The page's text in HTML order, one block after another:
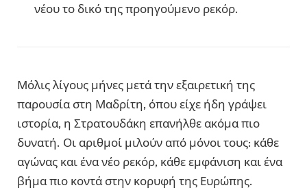
νέου το δικό της προηγούμενο ρεκόρ.
Μόλις λίγους μήνες μετά την εξαιρετική της
παρουσία στη Μαδρίτη, όπου είχε ήδη γράψει
ιστορία, η Στρατουδάκη επανήλθε ακόμα πιο
δυνατή. Οι αριθμοί μιλούν από μόνοι τους: κάθε
αγώνας και ένα νέο ρεκόρ, κάθε εμφάνιση και ένα
βήμα πιο κοντά στην κορυφή της Ευρώπης.